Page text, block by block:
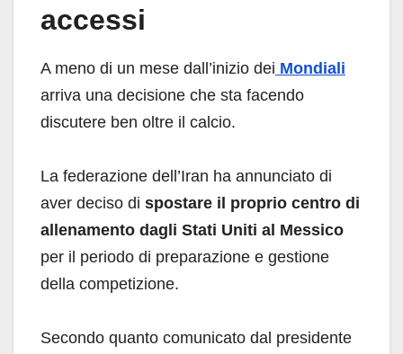
accessi
A meno di un mese dall’inizio dei Mondiali
arriva una decisione che sta facendo
discutere ben oltre il calcio.
La federazione dell’Iran ha annunciato di
aver deciso di spostare il proprio centro di
allenamento dagli Stati Uniti al Messico
per il periodo di preparazione e gestione
della competizione.
Secondo quanto comunicato dal presidente